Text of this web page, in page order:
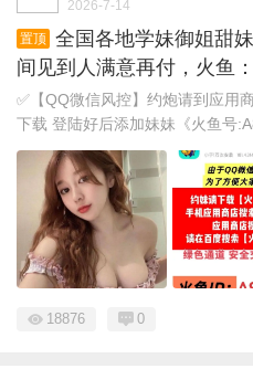
2026-7-14
置顶 全国各地学妹御姐甜
间见到人满意再付，火鱼
✅【QQ微信风控】约炮请到应用
下载 登陆好后添加妹妹《火鱼号
18876 0